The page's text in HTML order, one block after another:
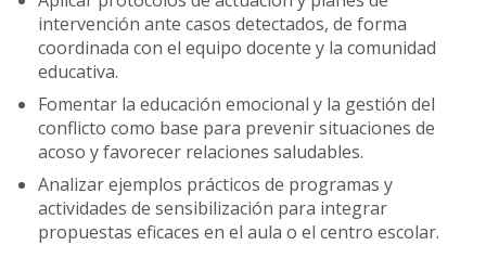
intervención ante casos detectados, de forma
coordinada con el equipo docente y la comunidad
educativa.
Fomentar la educación emocional y la gestión del
conflicto como base para prevenir situaciones de
acoso y favorecer relaciones saludables.
Analizar ejemplos prácticos de programas y
actividades de sensibilización para integrar
propuestas eficaces en el aula o el centro escolar.